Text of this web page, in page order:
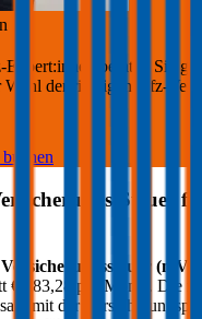
beraten Sie
der richtigen Kfz-
Steuer
€ 183,28
pro Monat. Die
mit der